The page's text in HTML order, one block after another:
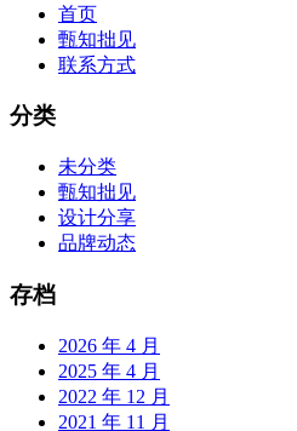
首页
甄知拙见
联系方式
分类
未分类
甄知拙见
设计分享
品牌动态
存档
2026 年 4 月
2025 年 4 月
2022 年 12 月
2021 年 11 月